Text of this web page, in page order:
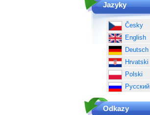
Jazyky
Česky
English
Deutsch
Hrvatski
Polski
Русский
Odkazy